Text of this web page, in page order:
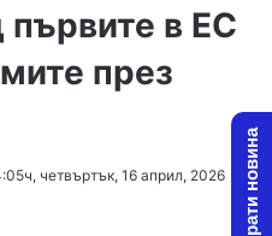
първите в ЕС
през
четвъртък, 16 април, 2026 Изпрати новина